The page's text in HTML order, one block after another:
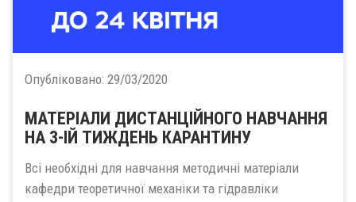
Опубліковано: 29/03/2020
МАТЕРІАЛИ ДИСТАНЦІЙНОГО НАВЧАННЯ
НА 3-ІЙ ТИЖДЕНЬ КАРАНТИНУ
Всі необхідні для навчання методичні матеріали
кафедри теоретичної механіки та гідравліки